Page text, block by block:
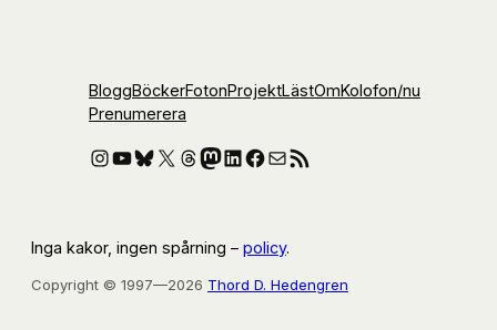
BloggBöckerFotonProjektLästOmKolofon/nu
Prenumerera
Instagram
YouTube
Bluesky
X Threads
Mastodon
LinkedIn
Facebook
E-postRSS-flöde
Inga kakor, ingen spårning – policy.
Copyright © 1997—2026 Thord D. Hedengren